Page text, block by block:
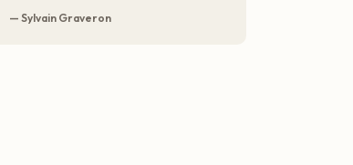
— Sylvain Graveron